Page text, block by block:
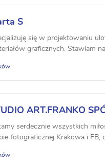
S
się w projektowaniu
graficznych. Stawiam
ART.FRANKO
serdecznie wszystkich
fotograficznej Krakowa i FB,